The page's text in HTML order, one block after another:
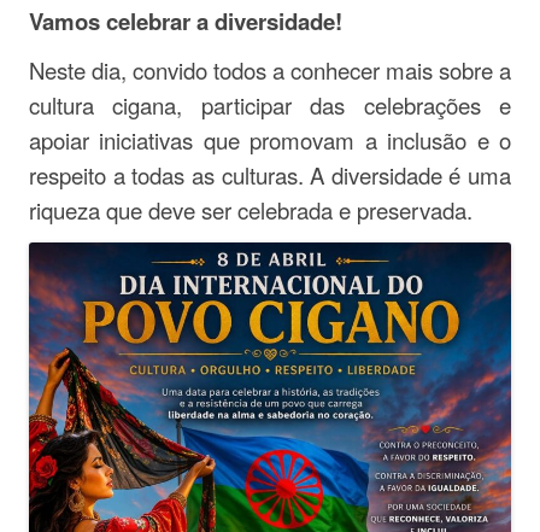
Vamos celebrar a diversidade!
Neste dia, convido todos a conhecer mais sobre a
cultura cigana, participar das celebrações e
apoiar iniciativas que promovam a inclusão e o
respeito a todas as culturas. A diversidade é uma
riqueza que deve ser celebrada e preservada.